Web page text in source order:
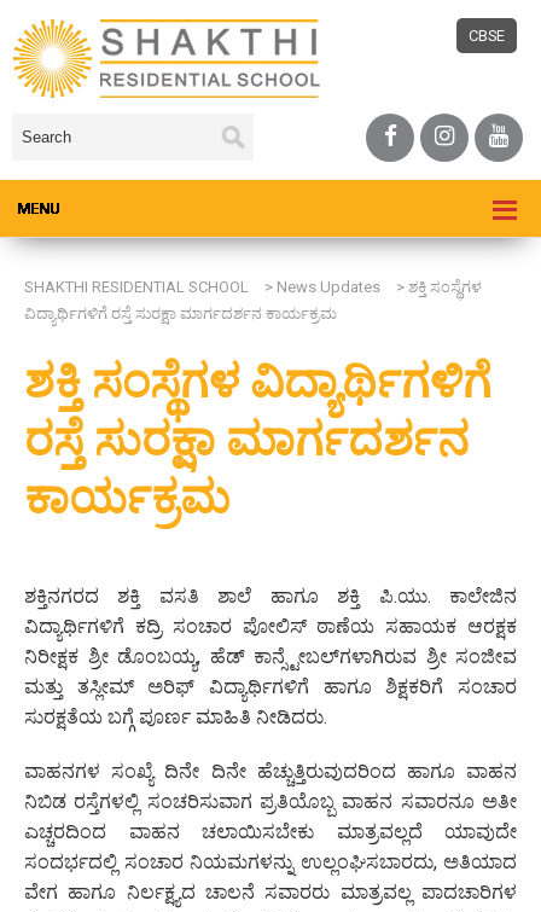
CBSE
SHAKTHI RESIDENTIAL SCHOOL > News Updates > ಶಕ್ತಿ ಸಂಸ್ಥೆಗಳ
ವಿದ್ಯಾರ್ಥಿಗಳಿಗೆ ರಸ್ತೆ ಸುರಕ್ಷಾ ಮಾರ್ಗದರ್ಶನ ಕಾರ್ಯಕ್ರಮ
ಶಕ್ತಿ ಸಂಸ್ಥೆಗಳ ವಿದ್ಯಾರ್ಥಿಗಳಿಗೆ
ರಸ್ತೆ ಸುರಕ್ಷಾ ಮಾರ್ಗದರ್ಶನ
ಕಾರ್ಯಕ್ರಮ
ಶಕ್ತಿನಗರದ ಶಕ್ತಿ ವಸತಿ ಶಾಲೆ ಹಾಗೂ ಶಕ್ತಿ ಪಿ.ಯು. ಕಾಲೇಜಿನ
ವಿದ್ಯಾರ್ಥಿಗಳಿಗೆ ಕದ್ರಿ ಸಂಚಾರ ಪೋಲಿಸ್ ಠಾಣೆಯ ಸಹಾಯಕ ಆರಕ್ಷಕ
ನಿರೀಕ್ಷಕ ಶ್ರೀ ಡೊಂಬಯ್ಯ, ಹೆಡ್ ಕಾನ್ಸ್ಟೇಬಲ್‌ಗಳಾಗಿರುವ ಶ್ರೀ ಸಂಜೀವ
ಮತ್ತು ತಸ್ಲೀಮ್ ಅರಿಫ್ ವಿದ್ಯಾರ್ಥಿಗಳಿಗೆ ಹಾಗೂ ಶಿಕ್ಷಕರಿಗೆ ಸಂಚಾರ
ಸುರಕ್ಷತೆಯ ಬಗ್ಗೆ ಪೂರ್ಣ ಮಾಹಿತಿ ನೀಡಿದರು.
ವಾಹನಗಳ ಸಂಖ್ಯೆ ದಿನೇ ದಿನೇ ಹೆಚ್ಚುತ್ತಿರುವುದರಿಂದ ಹಾಗೂ ವಾಹನ
ನಿಬಿಡ ರಸ್ತೆಗಳಲ್ಲಿ ಸಂಚರಿಸುವಾಗ ಪ್ರತಿಯೊಬ್ಬ ವಾಹನ ಸವಾರನೂ ಅತೀ
ಎಚ್ಚರದಿಂದ ವಾಹನ ಚಲಾಯಿಸಬೇಕು ಮಾತ್ರವಲ್ಲದೆ ಯಾವುದೇ
ಸಂದರ್ಭದಲ್ಲಿ ಸಂಚಾರ ನಿಯಮಗಳನ್ನು ಉಲ್ಲಂಘಿಸಬಾರದು, ಅತಿಯಾದ
ವೇಗ ಹಾಗೂ ನಿರ್ಲಕ್ಷ್ಯದ ಚಾಲನೆ ಸವಾರರು ಮಾತ್ರವಲ್ಲ ಪಾದಚಾರಿಗಳ